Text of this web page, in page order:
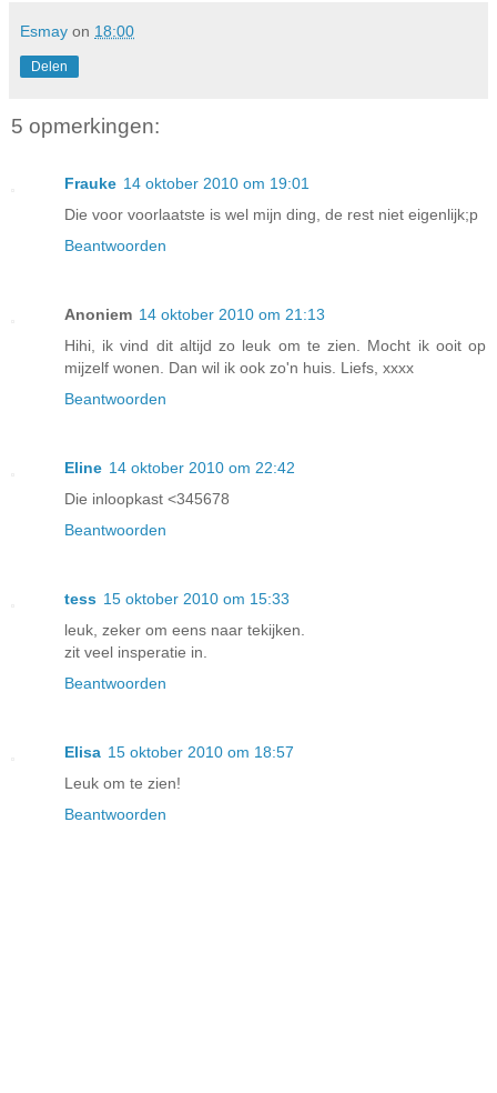
Esmay on 18:00
Delen
5 opmerkingen:
Frauke 14 oktober 2010 om 19:01
Die voor voorlaatste is wel mijn ding, de rest niet eigenlijk;p
Beantwoorden
Anoniem 14 oktober 2010 om 21:13
Hihi, ik vind dit altijd zo leuk om te zien. Mocht ik ooit op
mijzelf wonen. Dan wil ik ook zo'n huis. Liefs, xxxx
Beantwoorden
Eline 14 oktober 2010 om 22:42
Die inloopkast <345678
Beantwoorden
tess 15 oktober 2010 om 15:33
leuk, zeker om eens naar tekijken.
zit veel insperatie in.
Beantwoorden
Elisa 15 oktober 2010 om 18:57
Leuk om te zien!
Beantwoorden